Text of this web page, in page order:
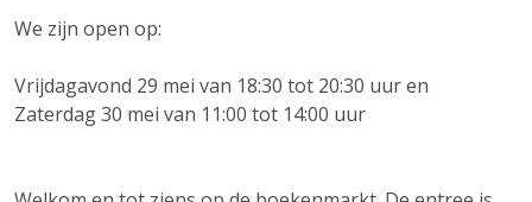
We zijn open op:
Vrijdagavond 29 mei van 18:30 tot 20:30 uur en
Zaterdag 30 mei van 11:00 tot 14:00 uur